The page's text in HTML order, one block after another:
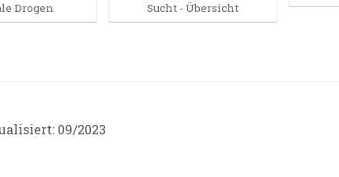
Drogen Sucht - Übersicht
09/2023